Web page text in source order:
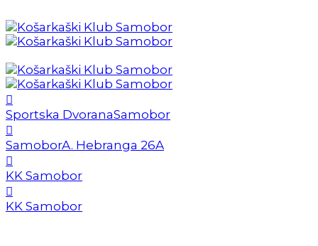
Sportska DvoranaSamobor
SamoborA. Hebranga 26A
KK Samobor
KK Samobor